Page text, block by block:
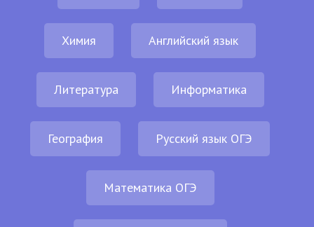
Химия Английский язык
Литература Информатика
География Русский язык ОГЭ
Математика ОГЭ